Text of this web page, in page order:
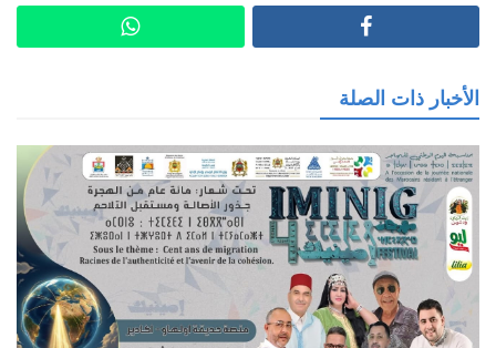
الأخبار ذات الصلة